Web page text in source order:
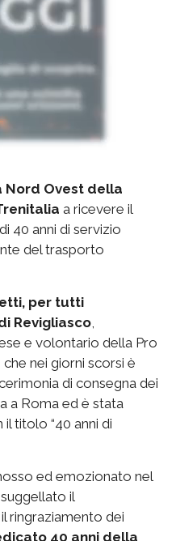
Nord Ovest della
a ricevere il
40 anni di servizio
del trasporto
per tutti
Revigliasco
e volontario della Pro
, che nei giorni scorsi è
di consegna dei
a Roma ed è stata
titolo “40 anni di
ed emozionato nel
il
ringraziamento dei
40 anni della